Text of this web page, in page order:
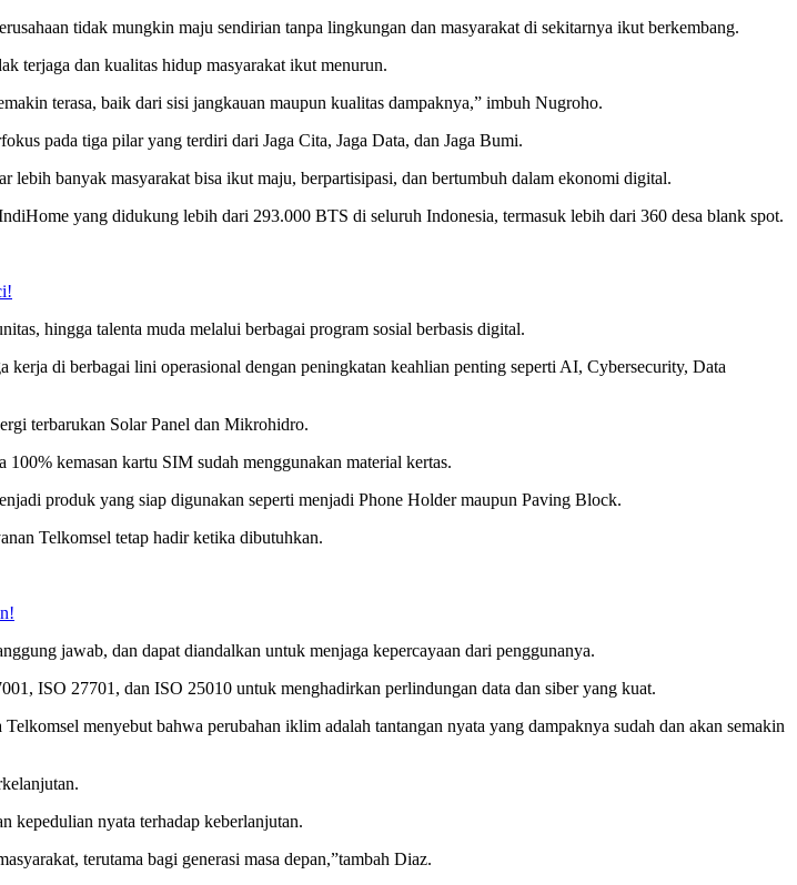
tidak mungkin maju sendirian tanpa lingkungan dan masyarakat di sekitarnya ikut berkembang.
terjaga dan kualitas hidup masyarakat ikut menurun.
terasa, baik dari sisi jangkauan maupun kualitas dampaknya,” imbuh Nugroho.
pada tiga pilar yang terdiri dari Jaga Cita, Jaga Data, dan Jaga Bumi.
lebih banyak masyarakat bisa ikut maju, berpartisipasi, dan bertumbuh dalam ekonomi digital.
yang didukung lebih dari 293.000 BTS di seluruh Indonesia, termasuk lebih dari 360 desa blank spot.
hingga talenta muda melalui berbagai program sosial berbasis digital.
kerja di berbagai lini operasional dengan peningkatan keahlian penting seperti AI, Cybersecurity, Data
terbarukan Solar Panel dan Mikrohidro.
kemasan kartu SIM sudah menggunakan material kertas.
produk yang siap digunakan seperti menjadi Phone Holder maupun Paving Block.
Telkomsel tetap hadir ketika dibutuhkan.
jawab, dan dapat diandalkan untuk menjaga kepercayaan dari penggunanya.
ISO 27701, dan ISO 25010 untuk menghadirkan perlindungan data dan siber yang kuat.
menyebut bahwa perubahan iklim adalah tantangan nyata yang dampaknya sudah dan akan semakin
kepedulian nyata terhadap keberlanjutan.
terutama bagi generasi masa depan,”tambah Diaz.